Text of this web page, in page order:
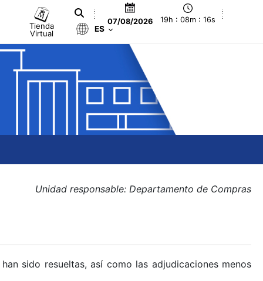
Tienda
Virtual
07/08/2026 19h : 08m : 16s
ES
Unidad responsable: Departamento de Compras
sido resueltas, así como las adjudicaciones menos